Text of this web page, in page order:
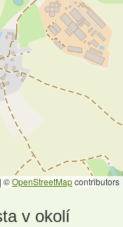
|©OpenStreetMapcontributors
v okolí